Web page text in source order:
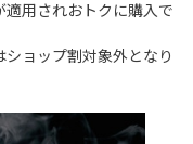
用されおトクに購入で
ョップ割対象外となり